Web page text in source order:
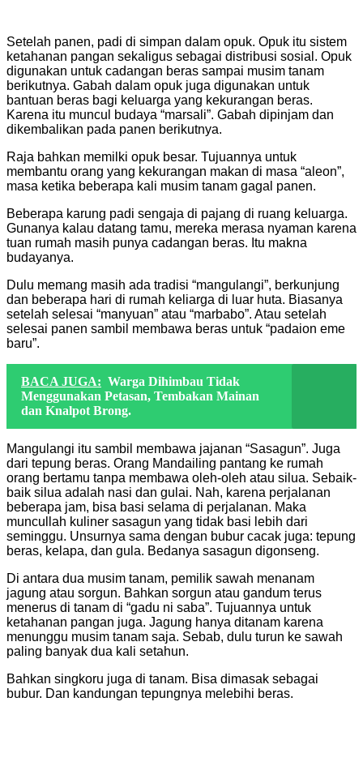
Setelah panen, padi di simpan dalam opuk. Opuk itu sistem
ketahanan pangan sekaligus sebagai distribusi sosial. Opuk
digunakan untuk cadangan beras sampai musim tanam
berikutnya. Gabah dalam opuk juga digunakan untuk
bantuan beras bagi keluarga yang kekurangan beras.
Karena itu muncul budaya “marsali”. Gabah dipinjam dan
dikembalikan pada panen berikutnya.
Raja bahkan memilki opuk besar. Tujuannya untuk
membantu orang yang kekurangan makan di masa “aleon”,
masa ketika beberapa kali musim tanam gagal panen.
Beberapa karung padi sengaja di pajang di ruang keluarga.
Gunanya kalau datang tamu, mereka merasa nyaman karena
tuan rumah masih punya cadangan beras. Itu makna
budayanya.
Dulu memang masih ada tradisi “mangulangi”, berkunjung
dan beberapa hari di rumah keliarga di luar huta. Biasanya
setelah selesai “manyuan” atau “marbabo”. Atau setelah
selesai panen sambil membawa beras untuk “padaion eme
baru”.
BACA JUGA: Warga Dihimbau Tidak
Menggunakan Petasan, Tembakan Mainan
dan Knalpot Brong.
Mangulangi itu sambil membawa jajanan “Sasagun”. Juga
dari tepung beras. Orang Mandailing pantang ke rumah
orang bertamu tanpa membawa oleh-oleh atau silua. Sebaik-
baik silua adalah nasi dan gulai. Nah, karena perjalanan
beberapa jam, bisa basi selama di perjalanan. Maka
muncullah kuliner sasagun yang tidak basi lebih dari
seminggu. Unsurnya sama dengan bubur cacak juga: tepung
beras, kelapa, dan gula. Bedanya sasagun digonseng.
Di antara dua musim tanam, pemilik sawah menanam
jagung atau sorgun. Bahkan sorgun atau gandum terus
menerus di tanam di “gadu ni saba”. Tujuannya untuk
ketahanan pangan juga. Jagung hanya ditanam karena
menunggu musim tanam saja. Sebab, dulu turun ke sawah
paling banyak dua kali setahun.
Bahkan singkoru juga di tanam. Bisa dimasak sebagai
bubur. Dan kandungan tepungnya melebihi beras.